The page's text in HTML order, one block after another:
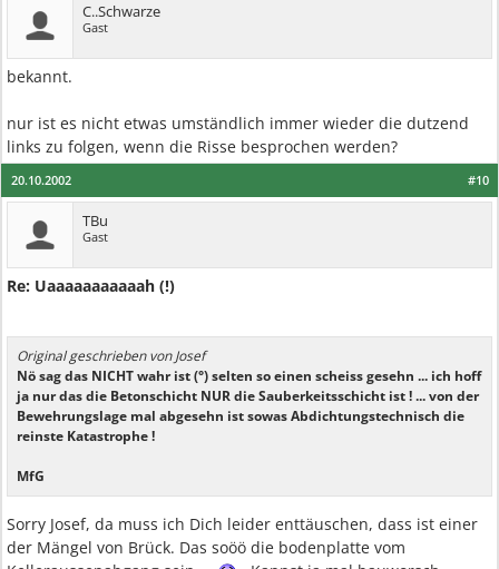
C..Schwarze
Gast
bekannt.
nur ist es nicht etwas umständlich immer wieder die dutzend
links zu folgen, wenn die Risse besprochen werden?
#10
20.10.2002
TBu
Gast
Re: Uaaaaaaaaaaah (!)
Original geschrieben von Josef
Nö sag das NICHT wahr ist (°) selten so einen scheiss gesehn ... ich hoff
ja nur das die Betonschicht NUR die Sauberkeitsschicht ist ! ... von der
Bewehrungslage mal abgesehn ist sowas Abdichtungstechnisch die
reinste Katastrophe !
MfG
Sorry Josef, da muss ich Dich leider enttäuschen, dass ist einer
der Mängel von Brück. Das soöö die bodenplatte vom